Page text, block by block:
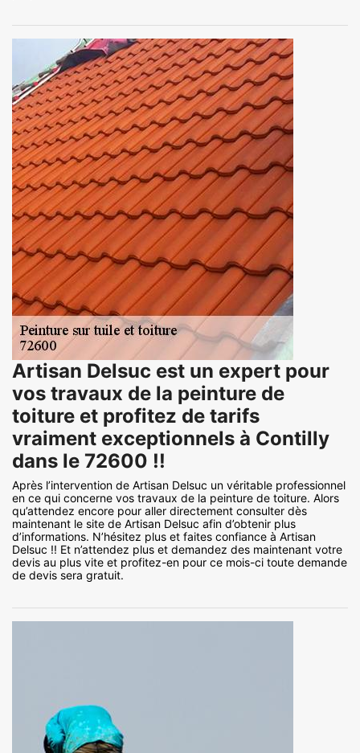
Artisan Delsuc est un expert pour
vos travaux de la peinture de
toiture et profitez de tarifs
vraiment exceptionnels à Contilly
dans le 72600 !!
Après l’intervention de Artisan Delsuc un véritable professionnel
en ce qui concerne vos travaux de la peinture de toiture. Alors
qu’attendez encore pour aller directement consulter dès
maintenant le site de Artisan Delsuc afin d’obtenir plus
d’informations. N’hésitez plus et faites confiance à Artisan
Delsuc !! Et n’attendez plus et demandez des maintenant votre
devis au plus vite et profitez-en pour ce mois-ci toute demande
de devis sera gratuit.